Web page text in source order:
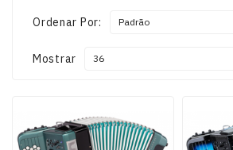
LUZ
Ordenar Por:
Mostrar